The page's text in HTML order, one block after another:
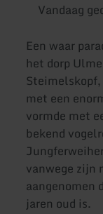
Vandaag
Een waar
het dorp
met een
vormde met
bekend
vanwege zijn
aangenomen
jaren oud is.